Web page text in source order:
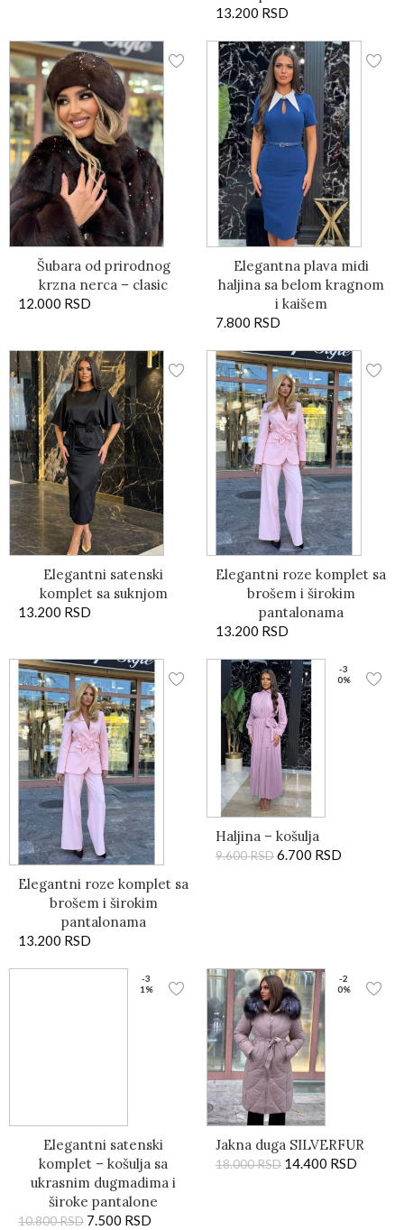
13.200 RSD
Šubara od prirodnog
krzna nerca – clasic
12.000 RSD
Elegantna plava midi
haljina sa belom kragnom
i kaišem
7.800 RSD
Elegantni satenski
komplet sa suknjom
13.200 RSD
Elegantni roze komplet sa
brošem i širokim
pantalonama
13.200 RSD
Elegantni roze komplet sa
brošem i širokim
pantalonama
13.200 RSD
-3
0%
Haljina – košulja
9.600RSD6.700 RSD
-3
1%
Elegantni satenski
komplet – košulja sa
ukrasnim dugmadima i
široke pantalone
10.800RSD 7.500 RSD
-2
0%
Jakna duga SILVERFUR
18.000RSD 14.400 RSD